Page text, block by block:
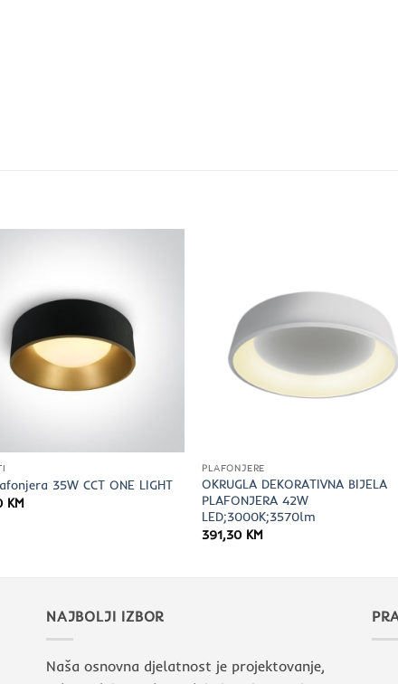
35W CCT ONE LIGHT
KM
PLAFONJERE
OKRUGLA DEKORATIVNA BIJELA
PLAFONJERA 42W
LED;3000K;3570lm
391,30 KM
NAJBOLJI IZBOR
Naša osnovna djelatnost je projektovanje,